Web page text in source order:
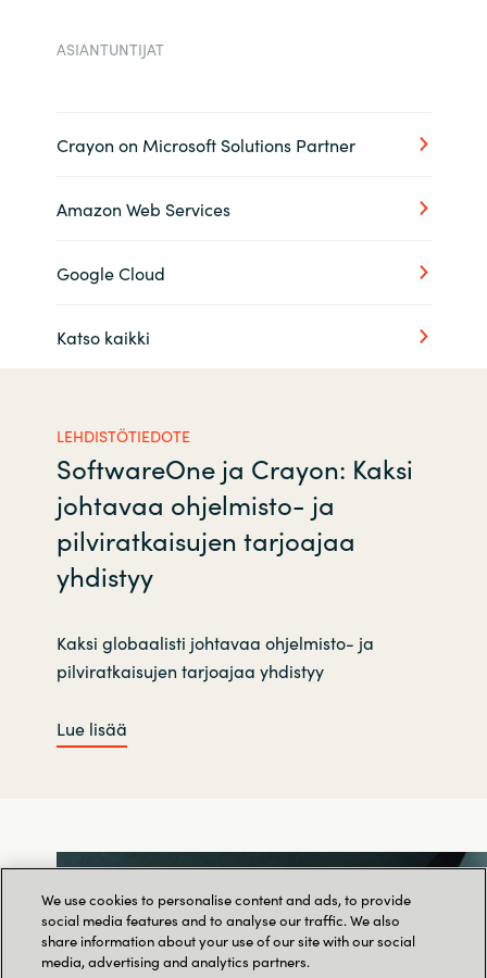
ASIANTUNTIJAT
Crayon on Microsoft Solutions Partner
Amazon Web Services
Google Cloud
Katso kaikki
LEHDISTÖTIEDOTE
SoftwareOne ja Crayon: Kaksi
johtavaa ohjelmisto- ja
pilviratkaisujen tarjoajaa
yhdistyy
Kaksi globaalisti johtavaa ohjelmisto- ja
pilviratkaisujen tarjoajaa yhdistyy
Lue lisää
We use cookies to personalise content and ads, to provide
social media features and to analyse our traffic. We also
share information about your use of our site with our social
media, advertising and analytics partners.